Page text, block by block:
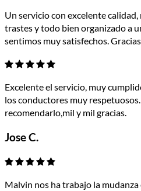
Un servicio con excelente
trastes y todo bien organizado a
sentimos muy satisfechos.
Excelente el servicio, muy
los conductores muy
recomendarlo,mil y mil gracias.
Jose C.
Malvin nos ha trabajo la mudanza